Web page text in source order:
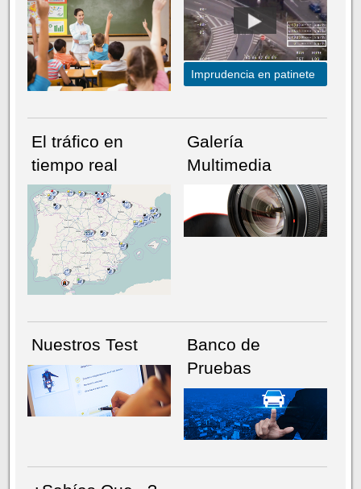
NÚMERO ACTUALHEMEROTECA
Imprudencia en patinete
El tráfico en
tiempo real
Galería
Multimedia
Nuestros Test
Banco de
Pruebas